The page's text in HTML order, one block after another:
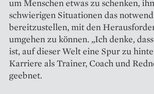
um Menschen etwas zu schenken,
schwierigen Situationen das
bereitzustellen, mit den
umgehen zu können. „Ich denke,
ist, auf dieser Welt eine Spur zu
Karriere als Trainer, Coach und
geebnet.